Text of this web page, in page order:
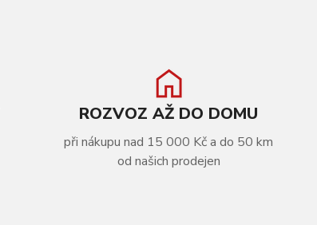
ROZVOZ AŽ DO DOMU
při nákupu nad 15 000 Kč a do 50 km
od našich prodejen